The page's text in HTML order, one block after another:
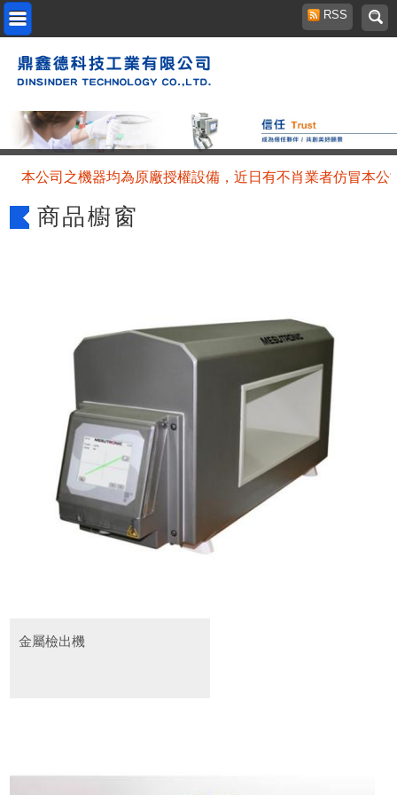
RSS
之機器均為原廠授權設備，近日有不肖業者仿冒本公司名
商品櫥窗
金屬檢出機